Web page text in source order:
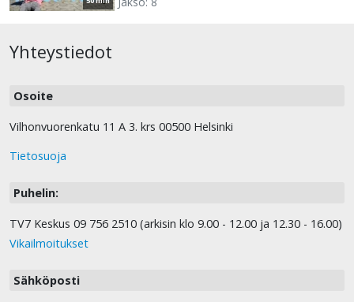
Yhteystiedot
Osoite
Vilhonvuorenkatu 11 A 3. krs 00500 Helsinki
Tietosuoja
Puhelin:
TV7 Keskus 09 756 2510 (arkisin klo 9.00 - 12.00 ja 12.30 - 16.00)
Vikailmoitukset
Sähköposti